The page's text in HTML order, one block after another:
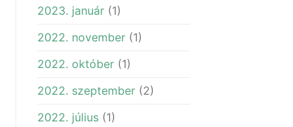
2023. január(1)
2022. november(1)
2022. október(1)
2022. szeptember(2)
2022. július(1)